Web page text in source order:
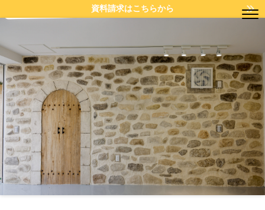
資料請求はこちらから